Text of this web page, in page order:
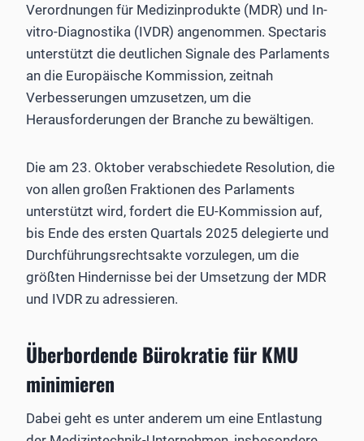
Verordnungen für Medizinprodukte (MDR) und In-
vitro-Diagnostika (IVDR) angenommen. Spectaris
unterstützt die deutlichen Signale des Parlaments
an die Europäische Kommission, zeitnah
Verbesserungen umzusetzen, um die
Herausforderungen der Branche zu bewältigen.
Die am 23. Oktober verabschiedete Resolution, die
von allen großen Fraktionen des Parlaments
unterstützt wird, fordert die EU-Kommission auf,
bis Ende des ersten Quartals 2025 delegierte und
Durchführungsrechtsakte vorzulegen, um die
größten Hindernisse bei der Umsetzung der MDR
und IVDR zu adressieren.
Überbordende Bürokratie für KMU
minimieren
Dabei geht es unter anderem um eine Entlastung